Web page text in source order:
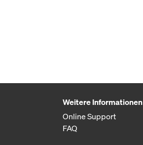
Weitere Informationen
Online Support
FAQ